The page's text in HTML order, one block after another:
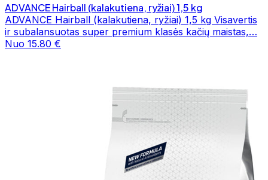
ADVANCE Hairball (kalakutiena, ryžiai) 1,5 kg
ADVANCE Hairball (kalakutiena, ryžiai) 1,5 kg Visavertis
ir subalansuotas super premium klasės kačių maistas,…
Nuo 15.80 €